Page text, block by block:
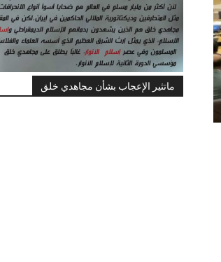
ماتثير الإعجاب بشأن مجاهدي خلق